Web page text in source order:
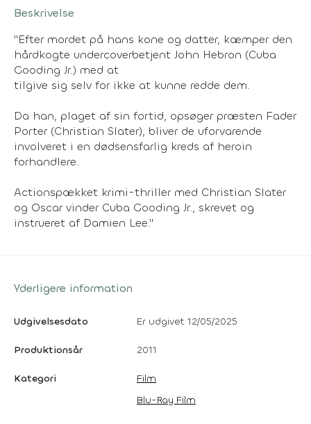
Beskrivelse
"Efter mordet på hans kone og datter, kæmper den
hårdkogte undercoverbetjent John Hebron (Cuba
Gooding Jr.) med at
tilgive sig selv for ikke at kunne redde dem.
Da han, plaget af sin fortid, opsøger præsten Fader
Porter (Christian Slater), bliver de uforvarende
involveret i en dødsensfarlig kreds af heroin
forhandlere.
Actionspækket krimi-thriller med Christian Slater
og Oscar vinder Cuba Gooding Jr., skrevet og
instrueret af Damien Lee."
Yderligere information
Udgivelsesdato Er udgivet 12/05/2025
Produktionsår 2011
Kategori
Film
Blu-Ray Film